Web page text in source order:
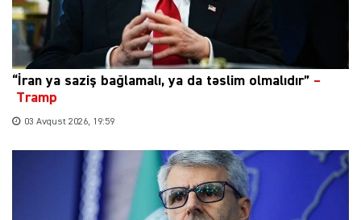
“İran ya saziş bağlamalı, ya da təslim olmalıdır” –
Tramp
03 Avqust 2026, 19:59